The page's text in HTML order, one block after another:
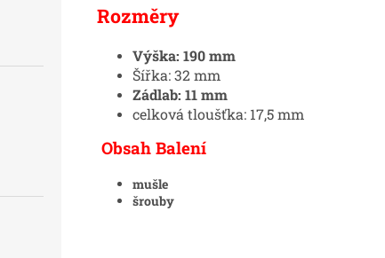
Rozměry
Výška: 190 mm
Šířka: 32 mm
Zádlab: 11 mm
celková tloušťka: 17,5 mm
Obsah Balení
mušle
šrouby